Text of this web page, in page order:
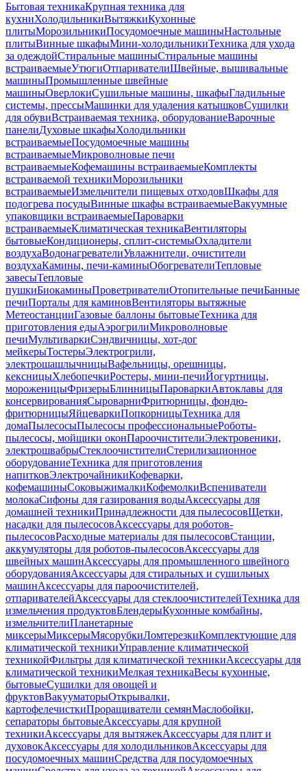
Бытовая техникаКрупная техника для
кухниХолодильникиВытяжкиКухонные
плитыМорозильникиПосудомоечные машиныНастольные
плитыВинные шкафыМини-холодильникиТехника для ухода
за одеждойСтиральные машиныСтиральные машины
встраиваемыеУтюгиОтпаривателиШвейные, вышивальные
машиныПромышленные швейные
машиныОверлокиСушильные машины, шкафыГладильные
системы, прессыМашинки для удаления катышковСушилки
для обувиВстраиваемая техника, оборудованиеВарочные
панелиДуховые шкафыХолодильники
встраиваемыеПосудомоечные машины
встраиваемыеМикроволновые печи
встраиваемыеКофемашины встраиваемыеКомплекты
встраиваемой техникиМорозильники
встраиваемыеИзмельчители пищевых отходовШкафы для
подогрева посудыВинные шкафы встраиваемыеВакуумные
упаковщики встраиваемыеПароварки
встраиваемыеКлиматическая техникаВентиляторы
бытовыеКондиционеры, сплит-системыОхладители
воздухаВодонагревателиУвлажнители, очистители
воздухаКамины, печи-каминыОбогревателиТепловые
завесыТепловые
пушкиБиокаминыПроветривателиОтопительные печиБанные
печиПорталы для каминовВентиляторы вытяжные
МетеостанцииГазовые баллоны бытовыеТехника для
приготовления едыАэрогрилиМикроволновые
печиМультиваркиСэндвичницы, хот-дог
мейкерыТостерыЭлектрогрили,
электрошашлычницыВафельницы, орешницы,
кексницыХлебопечкиРостеры, мини-печиЙогуртницы,
мороженицыФризерыБлинницыПароваркиАвтоклавы для
консервированияСыроварниФритюрницы, фондю-
фритюрницыЯйцеваркиПопкорницыТехника для
домаПылесосыПылесосы профессиональныеРоботы-
пылесосы, мойщики оконПароочистителиЭлектровеники,
электрошвабрыСтеклоочистителиСтерилизационное
оборудованиеТехника для приготовления
напитковЭлектрочайникиКофеварки,
кофемашиныСоковыжималкиКофемолкиВспениватели
молокаСифоны для газирования водыАксессуары для
домашней техникиПринадлежности для пылесосовЩетки,
насадки для пылесосовАксессуары для роботов-
пылесосовРасходные материалы для пылесосовСтанции,
аккумуляторы для роботов-пылесосовАксессуары для
швейных машинАксессуары для промышленного швейного
оборудованияАксессуары для стиральных и сушильных
машинАксессуары для пароочистителей,
отпаривателейАксессуары для стеклоочистителейТехника для
измельчения продуктовБлендерыКухонные комбайны,
измельчителиПланетарные
миксерыМиксерыМясорубкиЛомтерезкиКомплектующие для
климатической техникиУправление климатической
техникойФильтры для климатической техникиАксессуары для
климатической техникиМелкая техникаВесы кухонные,
бытовыеСушилки для овощей и
фруктовВакууматорыОткрывалки,
картофелечисткиПроращиватели семянМаслобойки,
сепараторы бытовыеАксессуары для крупной
техникиАксессуары для вытяжекАксессуары для плит и
духовокАксессуары для холодильниковАксессуары для
посудомоечных машинСредства для посудомоечных